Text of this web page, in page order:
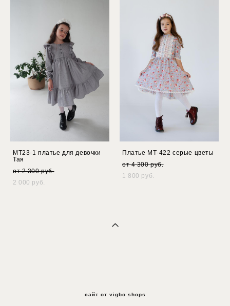
МТ23-1 платье для девочки
Тая
от 2 300 pуб.
2 000 pуб.
Платье МТ-422 серые цветы
от 4 300 pуб.
1 800 pуб.
сайт от vigbo shops